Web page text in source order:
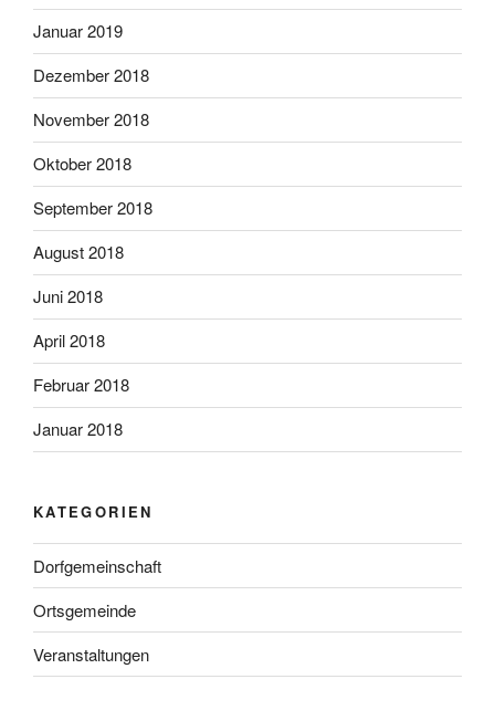
Januar 2019
Dezember 2018
November 2018
Oktober 2018
September 2018
August 2018
Juni 2018
April 2018
Februar 2018
Januar 2018
KATEGORIEN
Dorfgemeinschaft
Ortsgemeinde
Veranstaltungen